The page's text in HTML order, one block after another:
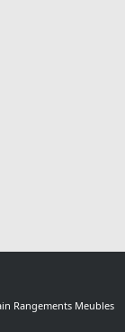
Rangements Meubles